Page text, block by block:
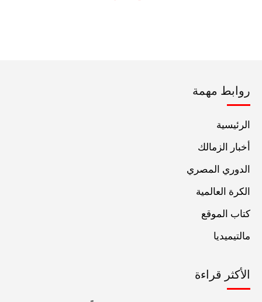
روابط مهمة
الرئيسية
أخبار الزمالك
الدوري المصري
الكرة العالمية
كتاب الموقع
مالتيميديا
الأكثر قراءة